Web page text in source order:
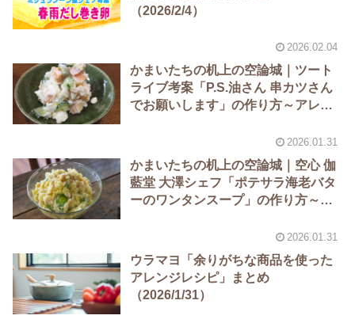
（2026/2/4）
2026.02.04
かまいたちの机上の空論城｜ツート
ライブ考案「P.S.油さん 串カツさん
でお願いします」の作り方～アレン
2026.01.31
かまいたちの机上の空論城｜空心 伽
藍堂 大澤シェフ「ポテサラ海老バタ
ーのワンタンスープ」の作り方～ア
2026.01.31
ウラマヨ「余りがちな商品を使った
アレンジレシピ」まとめ
（2026/1/31）